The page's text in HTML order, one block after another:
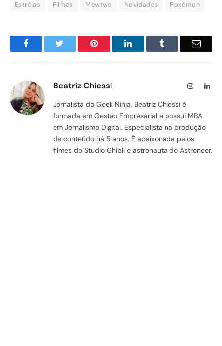
Estréias Filmes Mewtwo Novidades Pokémon
Facebook Pinterest LinkedIn Email
Beatriz Chiessi Instagram
Jornalista do Geek Ninja, Beatriz Chiessi é
formada em Gestão Empresarial e possui MBA
em Jornalismo Digital. Especialista na produção
de conteúdo há 5 anos. É apaixonada pelos
filmes do Studio Ghibli e astronauta do Astroneer.